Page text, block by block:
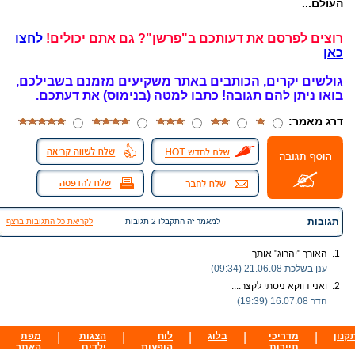
העולם...
רוצים לפרסם את דעותכם ב"פרשן"? גם אתם יכולים! לחצו
כאן
גולשים יקרים, הכותבים באתר משקיעים מזמנם בשבילכם,
בואו ניתן להם תגובה! כתבו למטה (בנימוס) את דעתכם.
דרג מאמר:
תגובות למאמר זה התקבלו 2 תגובות לקריאת כל התגובות ברצף
1.
האורך "יהרוג" אותך
ענן בשלכת 21.06.08 (09:34)
2.
ואני דווקא ניסתי לקצר....
הדר 16.07.08 (19:39)
מדריכי
תיירות
בלוג
לוח
הופעות
הצגות
ילדים
מפת
האתר